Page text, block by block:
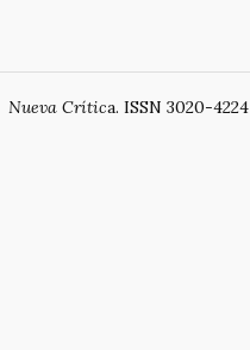
Nueva Crítica. ISSN 3020-4224